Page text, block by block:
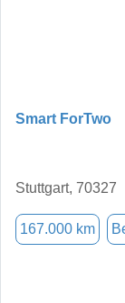
Smart ForTwo
Stuttgart, 70327
167.000 km